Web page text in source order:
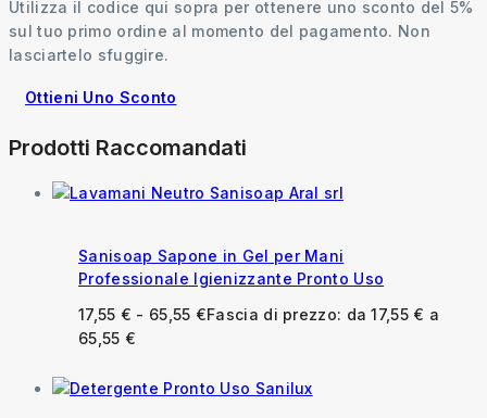
Utilizza il codice qui sopra per ottenere uno sconto del 5%
sul tuo primo ordine al momento del pagamento. Non
lasciartelo sfuggire.
Ottieni Uno Sconto
Prodotti Raccomandati
Sanisoap Sapone in Gel per Mani
Professionale Igienizzante Pronto Uso
17,55 € - 65,55 €Fascia di prezzo: da 17,55 € a
65,55 €